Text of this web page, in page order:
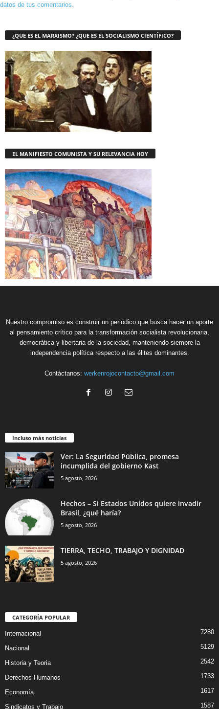
datos de tus comentarios.
¿QUE ES EL MARXISMO? ¿QUE ES EL SOCIALISMO CIENTÍFICO?
EL MANIFIESTO COMUNISTA Y SU RELEVANCIA HOY
Nuestro compromiso es construir un periódico que busca hacer un aporte
al pensamiento crítico para la transformación socialista revolucionaria,
democrática y libertaria de la sociedad, manteniendo siempre la
independencia política respecto a las élites dominantes.
Contáctanos: werkenrojocontacto@gmail.com
Incluso más noticias
Ver: La Seguridad Pública, promesa
incumplida del gobierno Kast
5 agosto, 2026
Hechos – Si Estados Unidos quiere invadir
Brasil, ¿qué haría?
5 agosto, 2026
TIERRA, TECHO, TRABAJO Y DIGNIDAD
5 agosto, 2026
CATEGORÍA POPULAR
Internacional 7280
Nacional 5129
Historia y Teoria 2542
Derechos Humanos 1733
Economía 1617
Sindicatos y Trabajo 1587